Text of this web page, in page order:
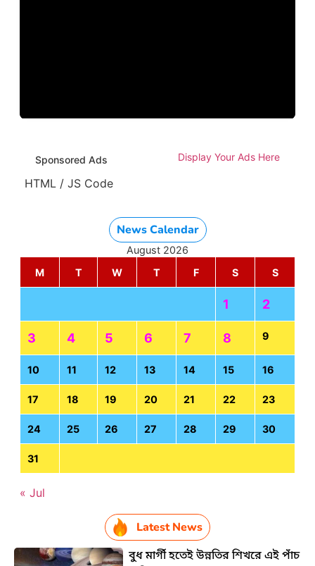
Sponsored Ads Display Your Ads Here
HTML / JS Code
News Calendar
August 2026
M
T W T F S S
1 2
3 4 5 6 7 8 9
10 11 12 13 14 15 16
17 18 19 20 21 22 23
24 25 26 27 28 29 30
31
« Jul
Latest News
বুধ মার্গী হতেই উন্নতির শিখরে এই পাঁচ